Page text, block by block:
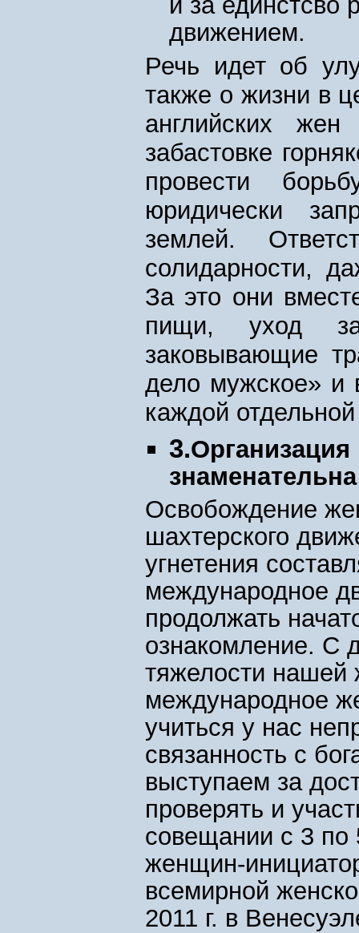
движением.
Речь идет об
также о жизни в
английских
забастовке
провести
юридически
землей.
солидарности,
За это они
пищи, уход
заковывающие
дело мужское» и
каждой
3.
Освобождение
шахтерского
угнетения
международное
продолжать
ознакомление. С
тяжелости
международное
учиться у нас
связанность с
выступаем за
проверять и
совещании с 3 по
женщин-
всемирной
2011 г. в